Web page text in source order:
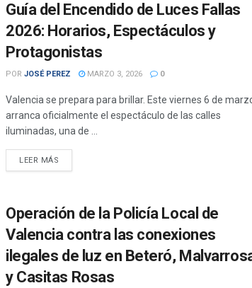
Guía del Encendido de Luces Fallas
2026: Horarios, Espectáculos y
Protagonistas
POR JOSÉ PEREZ MARZO 3, 2026 0
Valencia se prepara para brillar. Este viernes 6 de
arranca oficialmente el espectáculo de las calles
iluminadas, una de ...
LEER MÁS
Operación de la Policía Local de
Valencia contra las conexiones
ilegales de luz en Beteró,
y Casitas Rosas